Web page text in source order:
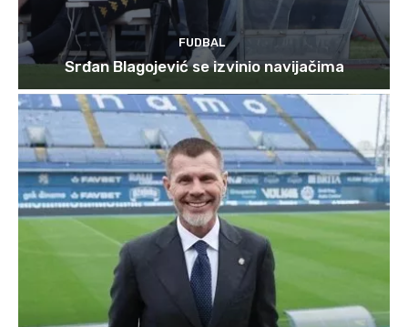
FUDBAL
Srđan Blagojević se izvinio navijačima